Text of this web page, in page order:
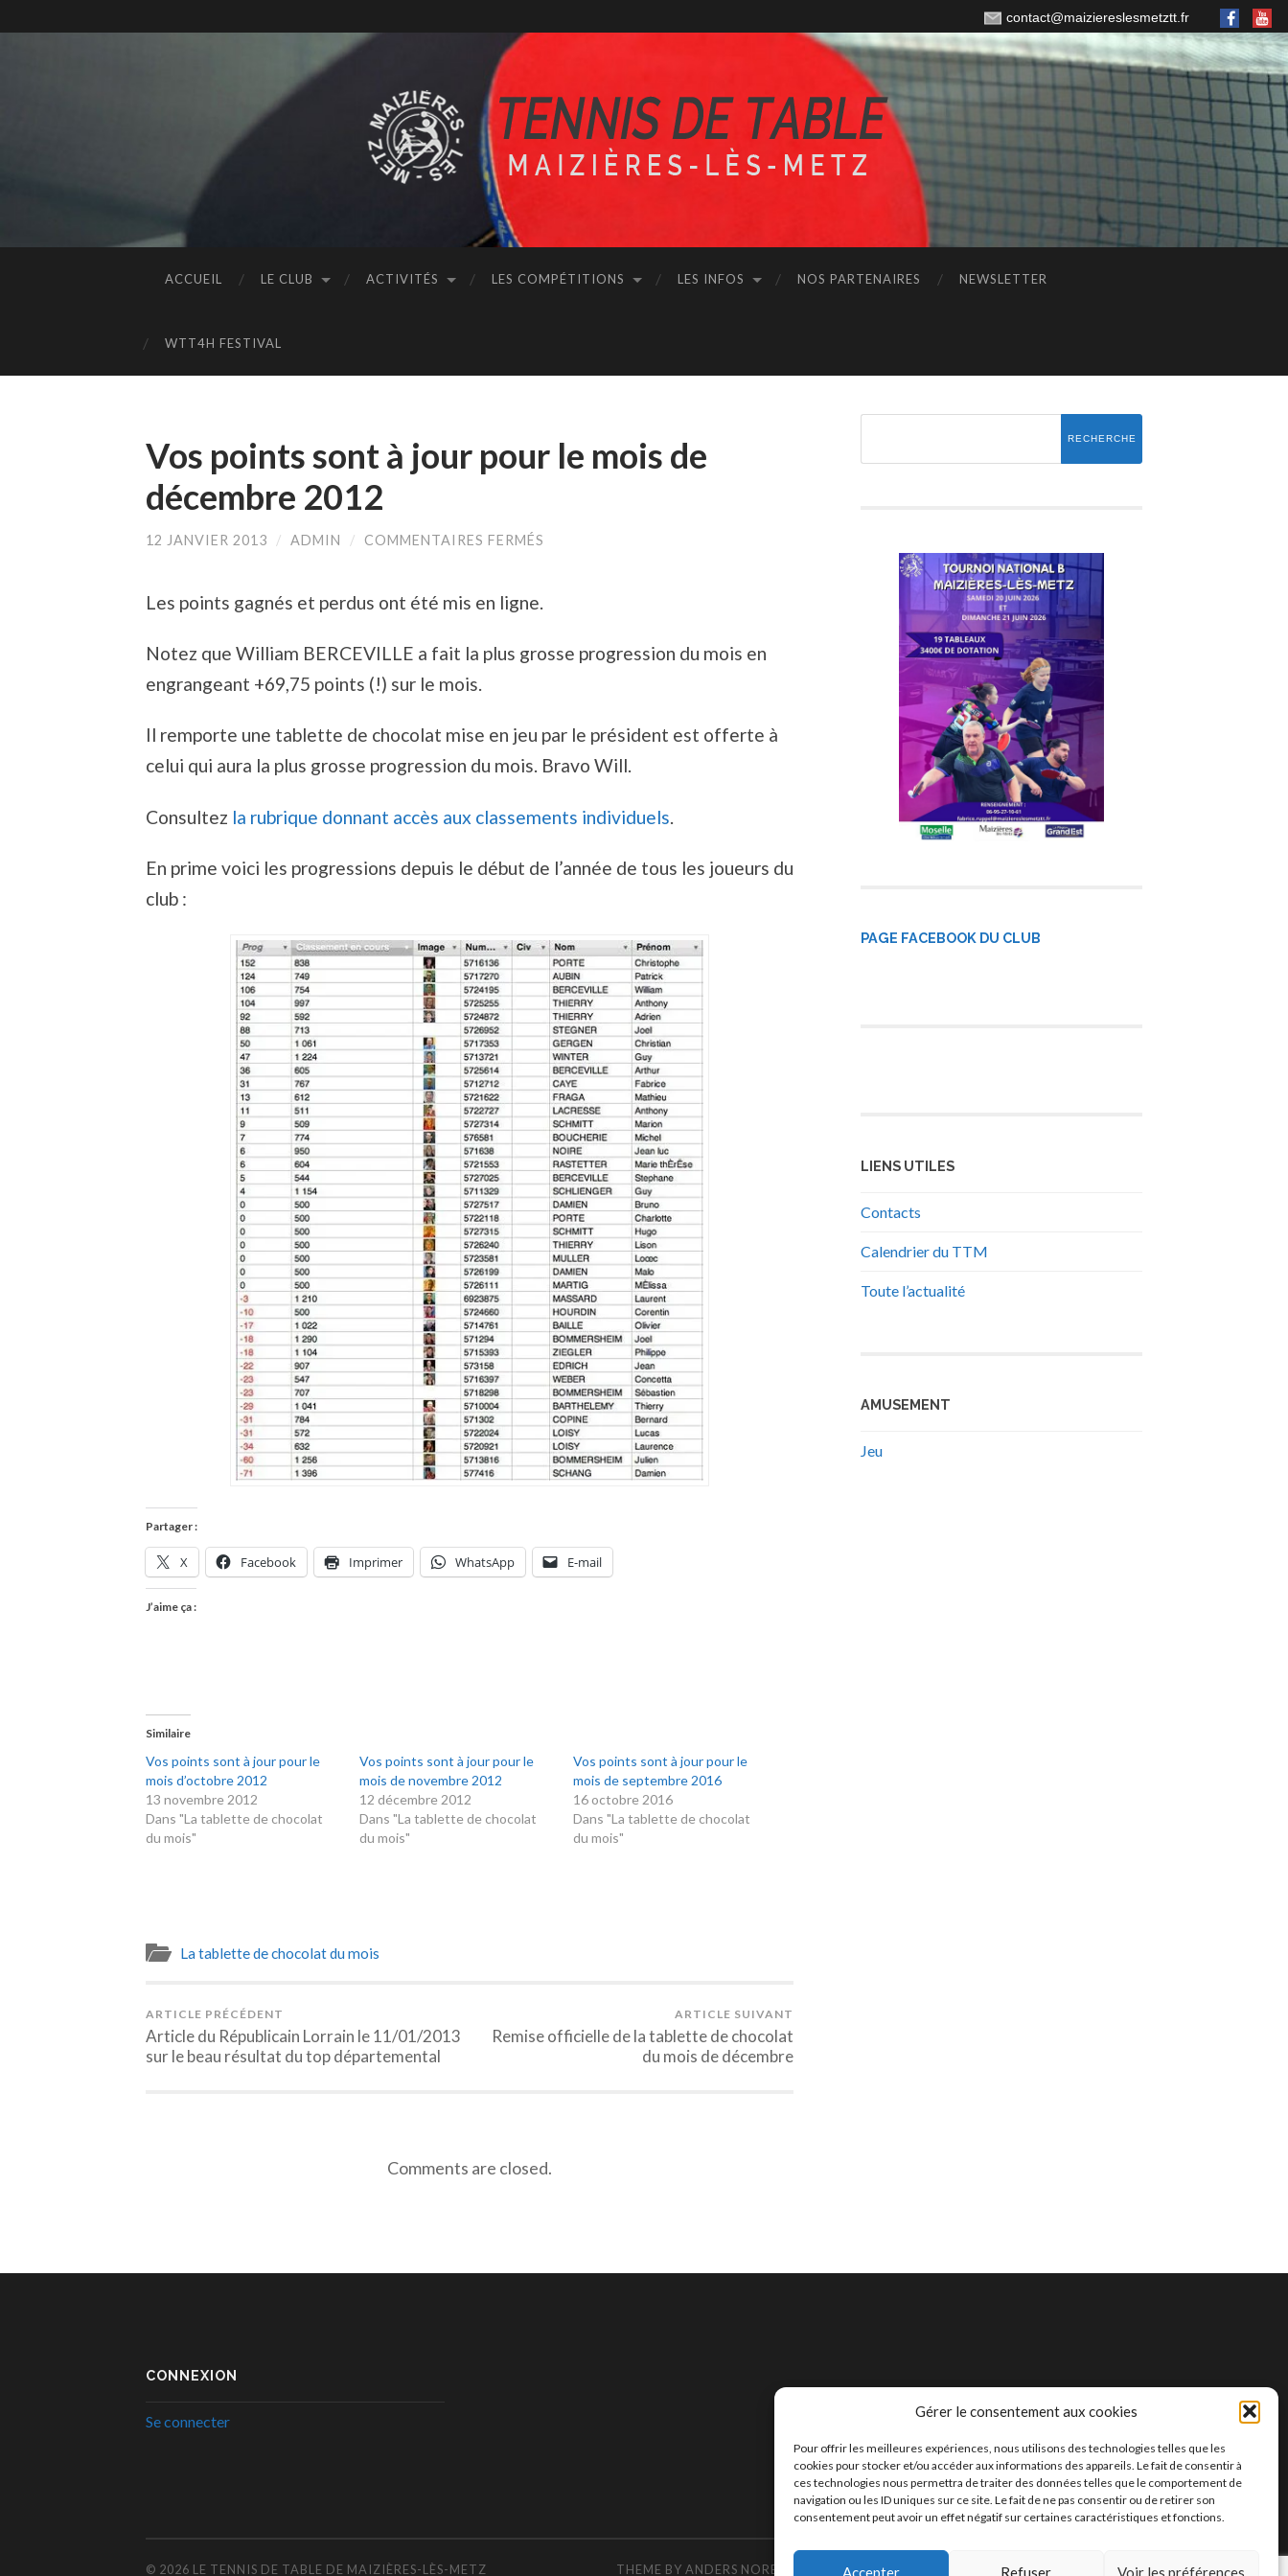
Gérer le consentement aux cookies
Pour offrir les meilleures expériences, nous utilisons des technologies telles que les
cookies pour stocker et/ou accéder aux informations des appareils. Le fait de consentir à
ces technologies nous permettra de traiter des données telles que le comportement de
navigation ou les ID uniques sur ce site. Le fait de ne pas consentir ou de retirer son
consentement peut avoir un effet négatif sur certaines caractéristiques et fonctions.
Accepter Refuser Voir les préférences
contact@maiziereslesmetztt.fr
ACCUEIL LE CLUB ACTIVITÉS LES COMPÉTITIONS LES INFOS NOS PARTENAIRES NEWSLETTER
WTT4H FESTIVAL
Vos points sont à jour pour le mois de
décembre 2012
12 JANVIER 2013 / ADMIN / COMMENTAIRES FERMÉS
LE
Les points gagnés et perdus ont été mis en ligne.
Notez que William BERCEVILLE a fait la plus grosse progression du mois en
engrangeant +69,75 points (!) sur le mois.
Il remporte une tablette de chocolat mise en jeu par le président est offerte à
celui qui aura la plus grosse progression du mois. Bravo Will.
Consultez la rubrique donnant accès aux classements individuels.
En prime voici les progressions depuis le début de l’année de tous les joueurs du
club :
Partager :
X Facebook Imprimer WhatsApp E-mail
J’aime ça :
Similaire
Vos points sont à jour pour le
mois d’octobre 2012
13 novembre 2012
Dans "La tablette de chocolat
du mois"
Vos points sont à jour pour le
mois de novembre 2012
12 décembre 2012
Dans "La tablette de chocolat
du mois"
Vos points sont à jour pour le
mois de septembre 2016
16 octobre 2016
Dans "La tablette de chocolat
du mois"
La tablette de chocolat du mois
ARTICLE PRÉCÉDENT
Article du Républicain Lorrain le 11/01/2013
sur le beau résultat du top départemental
ARTICLE SUIVANT
Remise officielle de la tablette de chocolat
du mois de décembre
Comments are closed.
PAGE FACEBOOK DU CLUB
LIENS UTILES
Contacts
Calendrier du TTM
Toute l’actualité
AMUSEMENT
Jeu
CONNEXION
Se connecter
© 2026 LE TENNIS DE TABLE DE MAIZIÈRES-LÈS-METZ THEME BY ANDERS NOREN ADAPTED BYSLAIM HANI BENMOUSSA AMINE UP ↑